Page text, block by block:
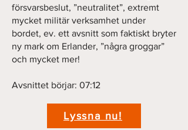
försvarsbeslut, ”neutralitet”, extremt
mycket militär verksamhet under
bordet, ev. ett avsnitt som faktiskt bryter
ny mark om Erlander, ”några groggar”
och mycket mer!
Avsnittet börjar: 07:12
Lyssna nu!